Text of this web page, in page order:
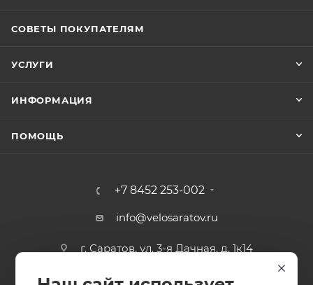
СОВЕТЫ ПОКУПАТЕЛЯМ
УСЛУГИ
ИНФОРМАЦИЯ
ПОМОЩЬ
+7 8452 253-002
info@velosaratov.ru
г. Саратов, ул. 3-я Дачная, д. 1к14